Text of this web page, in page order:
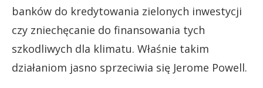
banków do kredytowania zielonych inwestycji
czy zniechęcanie do finansowania tych
szkodliwych dla klimatu. Właśnie takim
działaniom jasno sprzeciwia się Jerome Powell.